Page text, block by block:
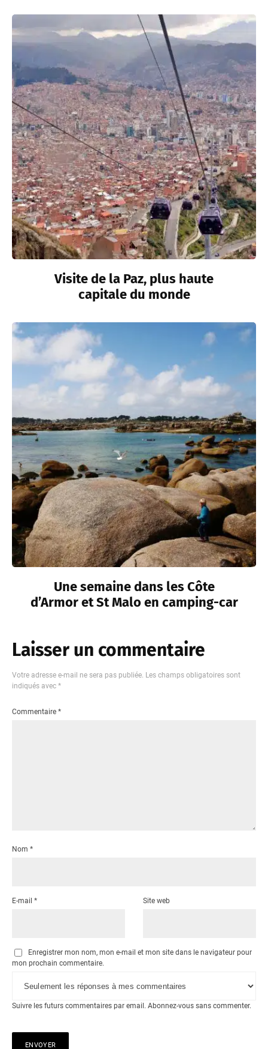
Visite de la Paz, plus haute
capitale du monde
Une semaine dans les Côte
d’Armor et St Malo en camping-car
Laisser un commentaire
Votre adresse e-mail ne sera pas publiée. Les champs obligatoires sont
indiqués avec *
Commentaire *
Nom *
E-mail * Site web
Enregistrer mon nom, mon e-mail et mon site dans le navigateur pour
mon prochain commentaire.
Suivre les futurs commentaires par email. Abonnez-vous sans commenter.